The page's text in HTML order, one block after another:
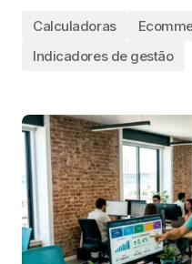
Calculadoras
Indicadores de gestão